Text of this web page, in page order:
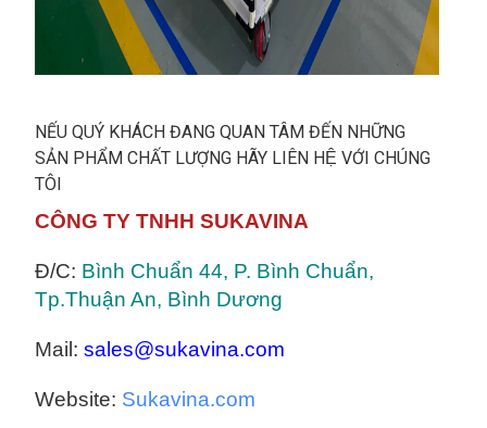
NẾU QUÝ KHÁCH ĐANG QUAN TÂM ĐẾN NHỮNG
SẢN PHẨM CHẤT LƯỢNG HÃY LIÊN HỆ VỚI CHÚNG
TÔI
CÔNG TY TNHH SUKAVINA
Đ/C: Bình Chuẩn 44, P. Bình Chuẩn,
Tp.Thuận An, Bình Dương
Mail: sales@sukavina.com
Website: Sukavina.com